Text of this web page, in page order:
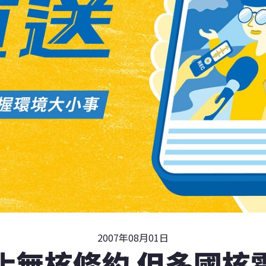
2007年08月01日